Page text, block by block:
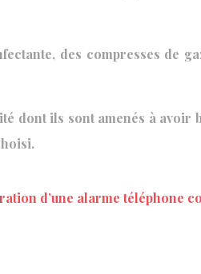
des compresses de
dont ils sont amenés à
d’une alarme téléphone